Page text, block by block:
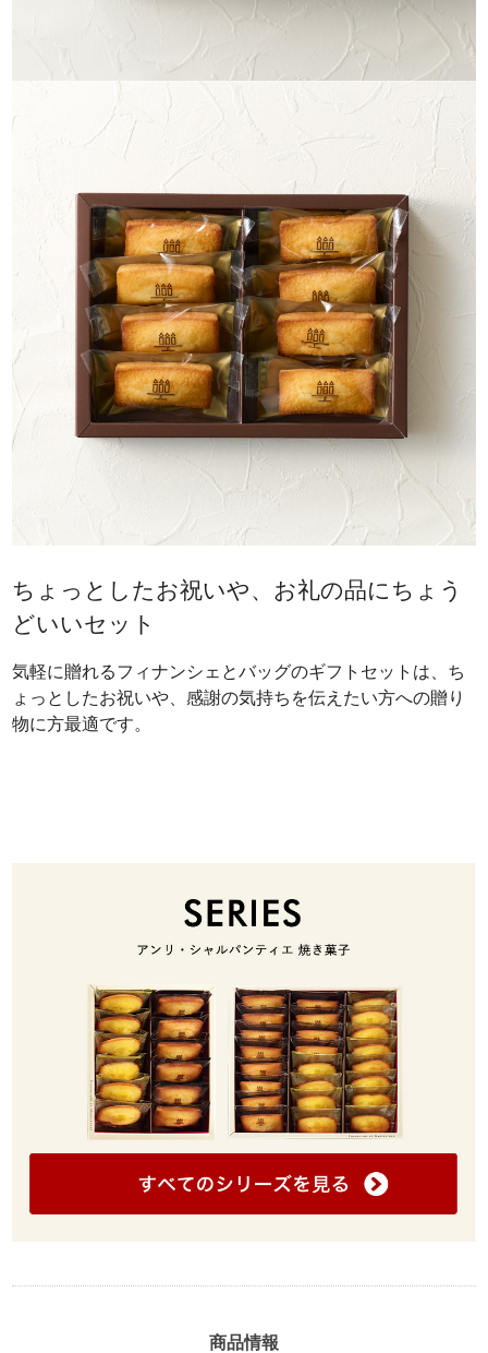
ちょっとしたお祝いや、お礼の品にちょう
どいいセット
気軽に贈れるフィナンシェとバッグのギフトセットは、ち
ょっとしたお祝いや、感謝の気持ちを伝えたい方への贈り
物に方最適です。
商品情報